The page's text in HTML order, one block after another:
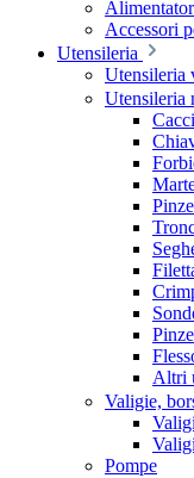
Accessori
Utensileria
Utensileria
Utensileria
Pinze
Altri
Valigie,
Pompe